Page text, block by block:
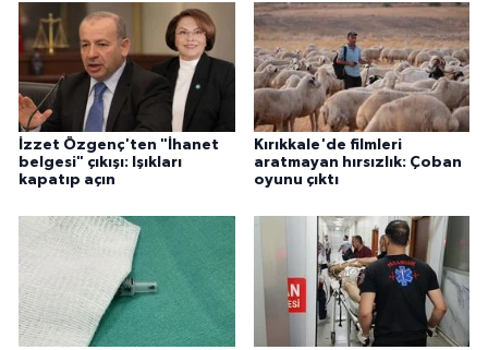
İzzet Özgenç'ten "İhanet
belgesi" çıkışı: Işıkları
kapatıp açın
Kırıkkale'de filmleri
aratmayan hırsızlık: Çoban
oyunu çıktı